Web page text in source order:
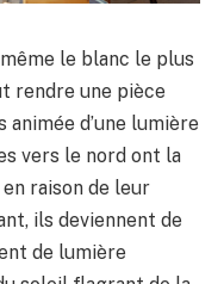
le blanc le plus
rendre une pièce
d’une lumière
vers le nord ont la
raison de leur
ils deviennent de
de lumière